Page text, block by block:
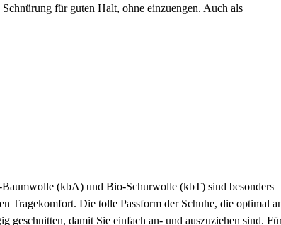
für guten Halt, ohne einzuengen. Auch als
(kbA) und Bio-Schurwolle (kbT) sind besonders
Tragekomfort. Die tolle Passform der Schuhe, die optimal
geschnitten, damit Sie einfach an- und auszuziehen sind.